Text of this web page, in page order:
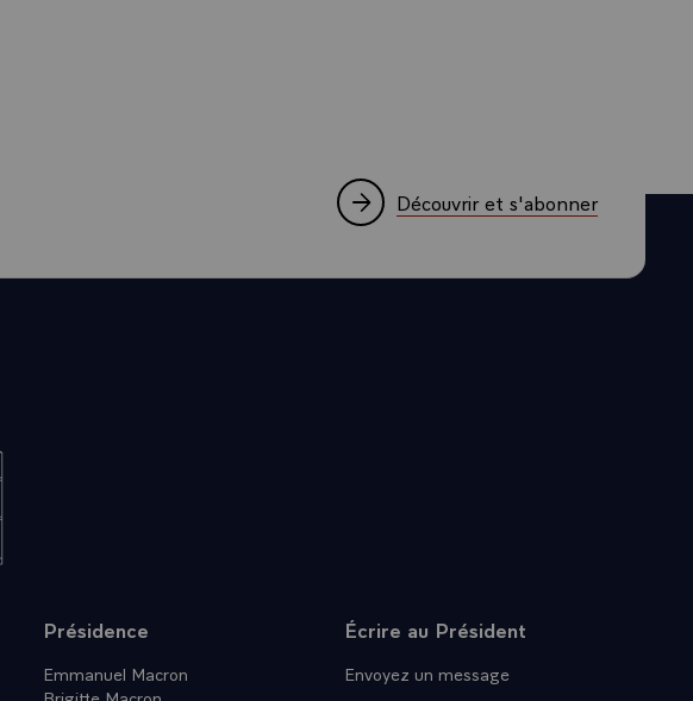
Découvrir et s'abonner
Présidence
Emmanuel Macron
Brigitte Macron
Écrire au Président
Envoyez un message